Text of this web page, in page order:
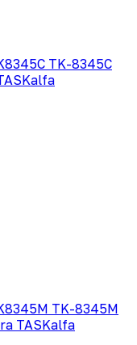
TK-8345C
TK-8345M
TASKalfa